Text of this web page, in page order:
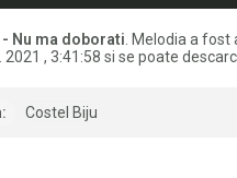
Nu ma doborati . Melodia a
, 3:41:58 si se poate
Costel Biju